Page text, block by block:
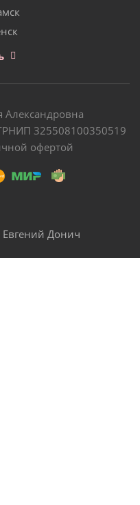
Александровна
325508100350519
офертой
Евгений Донич